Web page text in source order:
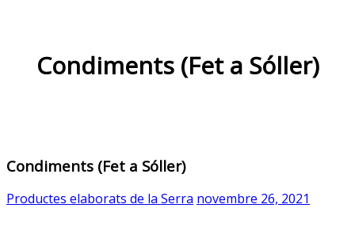
Condiments (Fet a Sóller)
Condiments (Fet a Sóller)
Productes elaborats de la Serra novembre 26, 2021